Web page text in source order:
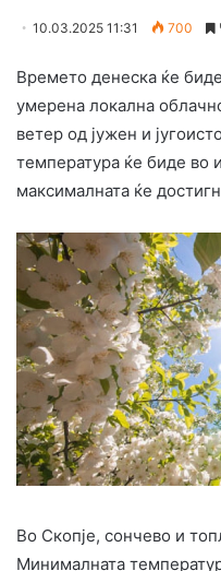
10.03.2025 11:31 700
Времето денеска ќе
умерена локална
ветер од јужен и
температура ќе биде во
максималната ќе
Во Скопје, сончево и
Минималната